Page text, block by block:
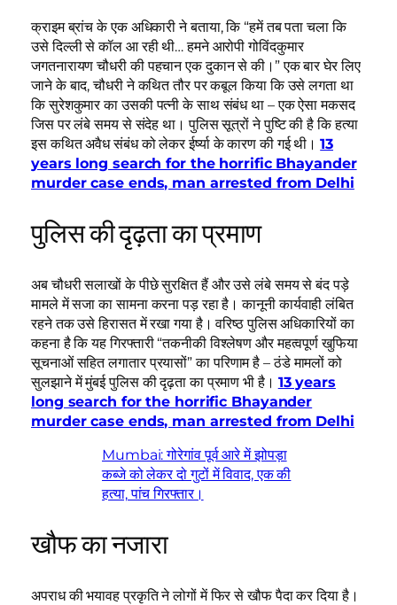
क्राइम ब्रांच के एक अधिकारी ने बताया, कि “हमें तब पता चला कि
उसे दिल्ली से कॉल आ रही थी… हमने आरोपी गोविंदकुमार
जगतनारायण चौधरी की पहचान एक दुकान से की।” एक बार घेर लिए
जाने के बाद, चौधरी ने कथित तौर पर कबूल किया कि उसे लगता था
कि सुरेशकुमार का उसकी पत्नी के साथ संबंध था – एक ऐसा मकसद
जिस पर लंबे समय से संदेह था। पुलिस सूत्रों ने पुष्टि की है कि हत्या
इस कथित अवैध संबंध को लेकर ईर्ष्या के कारण की गई थी।13
years long search for the horrific Bhayander
murder case ends, man arrested from Delhi
पुलिस की दृढ़ता का प्रमाण
अब चौधरी सलाखों के पीछे सुरक्षित हैं और उसे लंबे समय से बंद पड़े
मामले में सजा का सामना करना पड़ रहा है। कानूनी कार्यवाही लंबित
रहने तक उसे हिरासत में रखा गया है। वरिष्ठ पुलिस अधिकारियों का
कहना है कि यह गिरफ्तारी “तकनीकी विश्लेषण और महत्वपूर्ण खुफिया
सूचनाओं सहित लगातार प्रयासों” का परिणाम है – ठंडे मामलों को
सुलझाने में मुंबई पुलिस की दृढ़ता का प्रमाण भी है। 13 years
long search for the horrific Bhayander
murder case ends, man arrested from Delhi
Mumbai: गोरेगांव पूर्व आरे में झोपड़ा
कब्जे को लेकर दो गुटों में विवाद, एक की
हत्या, पांच गिरफ्तार।
खौफ का नजारा
अपराध की भयावह प्रकृति ने लोगों में फिर से खौफ पैदा कर दिया है।